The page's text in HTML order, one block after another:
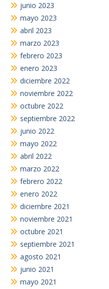
junio 2023
mayo 2023
abril 2023
marzo 2023
febrero 2023
enero 2023
diciembre 2022
noviembre 2022
octubre 2022
septiembre 2022
junio 2022
mayo 2022
abril 2022
marzo 2022
febrero 2022
enero 2022
diciembre 2021
noviembre 2021
octubre 2021
septiembre 2021
agosto 2021
junio 2021
mayo 2021